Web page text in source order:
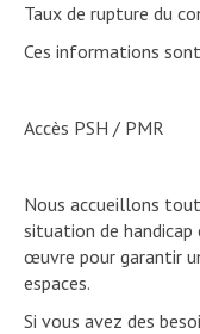
Taux de rupture du
Ces informations
Accès PSH / PMR
Nous accueillons
situation de
œuvre pour garantir
espaces.
Si vous avez des